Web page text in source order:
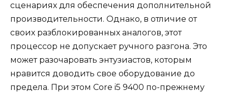
сценариях для обеспечения дополнительной
производительности. Однако, в отличие от
своих разблокированных аналогов, этот
процессор не допускает ручного разгона. Это
может разочаровать энтузиастов, которым
нравится доводить свое оборудование до
предела. При этом Core i5 9400 по-прежнему